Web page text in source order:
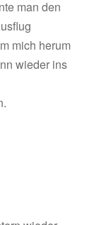
man den
mich herum
wieder ins